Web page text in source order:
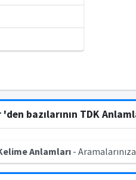
bazılarının TDK
Anlamları-